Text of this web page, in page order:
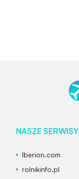
NASZE SERWISY
Iberion.com
rolnikinfo.pl